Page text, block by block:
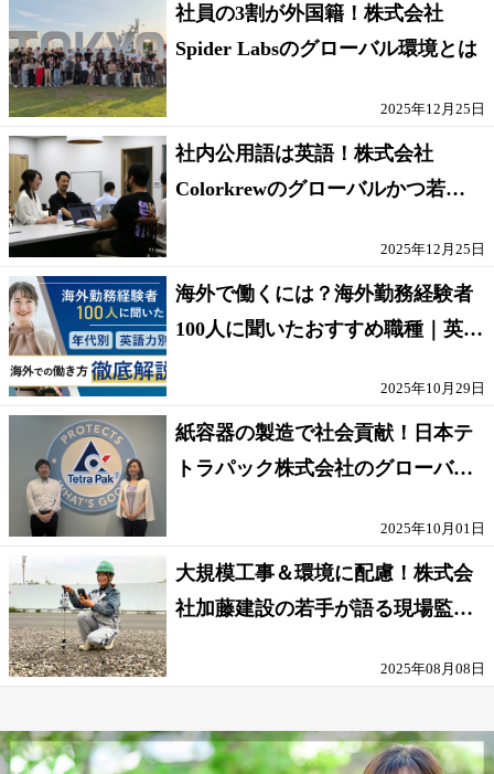
社員の3割が外国籍！株式会社
Spider Labsのグローバル環境とは
2025年12月25日
社内公用語は英語！株式会社
Colorkrewのグローバルかつ若手
2025年12月25日
海外で働くには？海外勤務経験者
100人に聞いたおすすめ職種｜英語
2025年10月29日
紙容器の製造で社会貢献！日本テ
トラパック株式会社のグローバル
2025年10月01日
大規模工事＆環境に配慮！株式会
社加藤建設の若手が語る現場監督
2025年08月08日